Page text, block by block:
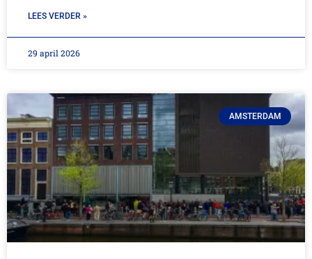
LEES VERDER »
29 april 2026
AMSTERDAM